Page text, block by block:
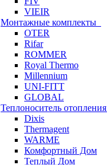
VIEIR
Монтажные комплекты
OTER
Rifar
ROMMER
Royal Thermo
Millennium
UNI-FITT
GLOBAL
Теплоноситель отопления
Dixis
Thermagent
WARME
Комфортный Дом
Теплый Дом